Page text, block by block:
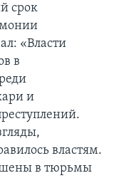
срок
«Власти
в
и
властям.
в тюрьмы